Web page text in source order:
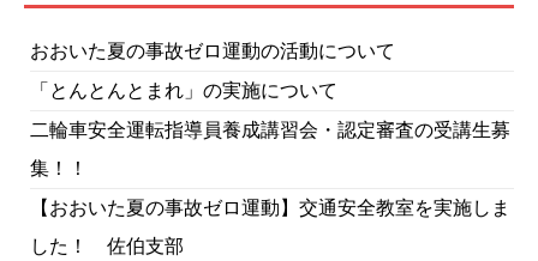
おおいた夏の事故ゼロ運動の活動について
「とんとんとまれ」の実施について
二輪車安全運転指導員養成講習会・認定審査の受講生募
集！！
【おおいた夏の事故ゼロ運動】交通安全教室を実施しま
した！ 佐伯支部